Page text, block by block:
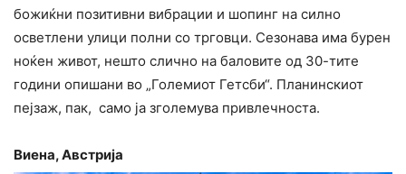
божиќни позитивни вибрации и шопинг на силно
осветлени улици полни со трговци. Сезонава има бурен
ноќен живот, нешто слично на баловите од 30-тите
години опишани во „Големиот Гетсби“. Планинскиот
пејзаж, пак, само ја зголемува привлечноста.
Виена, Австрија